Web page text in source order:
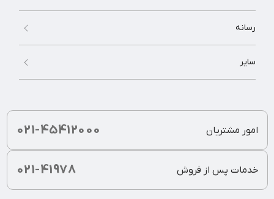
رسانه
سایر
021-45412000 امور مشتریان
021-41978 خدمات پس از فروش